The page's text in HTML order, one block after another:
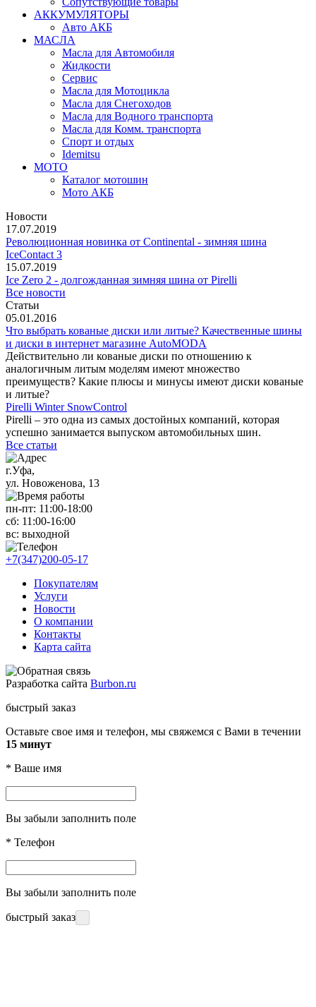
АККУМУЛЯТОРЫ
Авто АКБ
МАСЛА
Масла для Автомобиля
Жидкости
Сервис
Масла для Мотоцикла
Масла для Снегоходов
Масла для Водного транспорта
Масла для Комм. транспорта
Спорт и отдых
Idemitsu
МОТО
Каталог мотошин
Мото АКБ
Новости
17.07.2019
Революционная новинка от Continental - зимняя шина
IceContact 3
15.07.2019
Ice Zero 2 - долгожданная зимняя шина от Pirelli
Все новости
Статьи
05.01.2016
Что выбрать кованые диски или литые? Качественные шины
и диски в интернет магазине AutoMODA
Действительно ли кованые диски по отношению к
аналогичным литым моделям имеют множество
преимуществ? Какие плюсы и минусы имеют диски кованые
и литые?
Pirelli Winter SnowControl
Pirelli – это одна из самых достойных компаний, которая
успешно занимается выпуском автомобильных шин.
Все статьи
г.Уфа,
ул. Новоженова, 13
пн-пт: 11 :00-18:00
сб: 11 :00-16:00
вс: выходной
+7(347)200-05-17
Покупателям
Услуги
Новости
О компании
Контакты
Карта сайта
Разработка сайта Burbon.ru
быстрый заказ
Оставьте свое имя и телефон, мы свяжемся с Вами в течении
15 минут
* Ваше имя
Вы забыли заполнить поле
* Телефон
Вы забыли заполнить поле
быстрый заказ